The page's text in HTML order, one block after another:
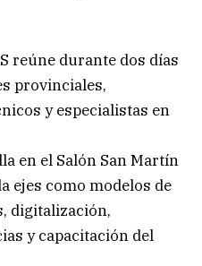
reúne durante dos días
provinciales,
y especialistas en
en el Salón San Martín
ejes como modelos de
digitalización,
y capacitación del